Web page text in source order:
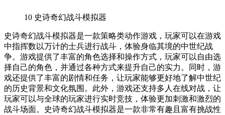
10 史诗奇幻战斗模拟器
史诗奇幻战斗模拟器是一款策略类动作游戏，玩家可以在游戏
中指挥数以万计的士兵进行战斗，体验身临其境的中世纪战
争。游戏提供了丰富的角色选择和操作方式，玩家可以自由选
择自己的角色，并通过各种方式来提升自己的实力。同时，游
戏还提供了丰富的剧情和任务，让玩家能够更好地了解中世纪
的历史背景和文化氛围。此外，游戏还支持多人在线对战，让
玩家可以与全球的玩家进行实时竞技，体验更加刺激和激烈的
战斗场面。史诗奇幻战斗模拟器是一款非常有趣且富有挑战性